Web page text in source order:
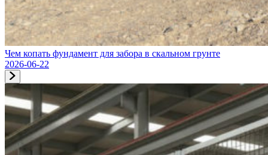
Чем копать фундамент для забора в скальном грунте
2026-06-22